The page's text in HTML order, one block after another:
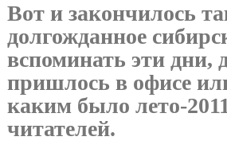
Вот и закончилось
долгожданное
вспоминать эти дни,
пришлось в офисе
каким было лето-
читателей.